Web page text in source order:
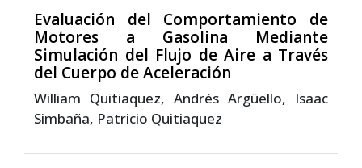
Evaluación del Comportamiento de
Motores a Gasolina Mediante
Simulación del Flujo de Aire a Través
del Cuerpo de Aceleración
William Quitiaquez, Andrés Argüello, Isaac
Simbaña, Patricio Quitiaquez